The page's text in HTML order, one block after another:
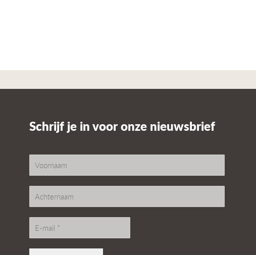
Schrijf je in voor onze nieuwsbrief